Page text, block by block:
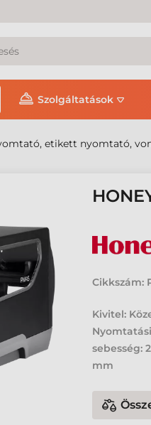
Szolgáltatások
etikett nyomtató,
Cikkszám:
Kivitel:
sebesség:
mm